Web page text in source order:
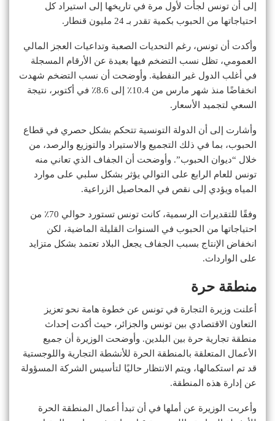
إلى أن تونس لجأت لأول مرة في تاريخها إلى استيراد كل
احتياجاتها من الحبوب بكمية تقدر بـ 24 مليون قنطار.
وأكدت أن تونس، رغم التحديات الصعبة وتداعيات العجز المالي
العمومي، تظل نسب التضخم فيها بعيدة عن الأرقام المسجلة
في أغلب الدول غير النفطية. وأوضحت أن نسب التضخم شهدت
انخفاضًا منذ شهر مارس من 10.4٪ إلى 8.6٪ في أكتوبر، نتيجة
السعي لتجميد الأسعار.
وأشارت إلى أن الدولة التونسية تتحكم بشكل حصري في قطاع
الحبوب، بما في ذلك التجميع والاستيراد والتوزيع والرصد، من
خلال “ديوان الحبوب”. وأوضحت أن الجفاف الذي تعاني منه
تونس للعام الرابع على التوالي يؤثر بشكل سلبي على موارد
المياه ويؤدي إلى نقص في المحاصيل الزراعية.
وفقًا للتقديرات الرسمية، كانت تونس تستورد حوالي 70٪ من
احتياجاتها من الحبوب في السنوات القليلة الماضية، لكن
انخفاض الإنتاج بسبب الجفاف يجعل البلاد تعتمد بشكل متزايد
على الواردات.
منطقة حرة
أعلنت وزيرة التجارة في تونس عن خطوة هامة نحو تعزيز
التعاون الاقتصادي بين تونس والجزائر، حيث أكدت إحداث
منطقة تجارية حرة بين البلدين. وأوضحت الوزيرة أن جميع
الأعمال المتعلقة بالمنطقة الحرة للأنشطة التجارية واللوجستية
قد تم استكمالها، ويتم الانتظار حاليًا لتأسيس الشركة المسؤولة
عن إدارة هذه المنطقة.
وأعربت الوزيرة عن أملها في أن تبدأ أعمال المنطقة الحرة